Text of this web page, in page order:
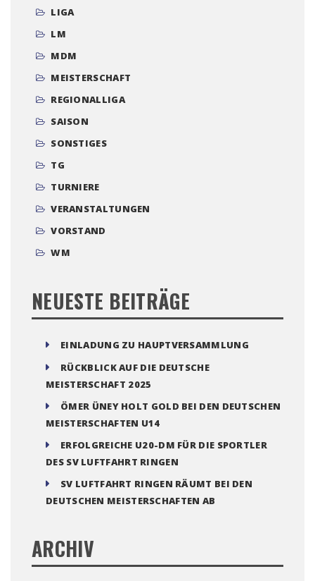
LIGA
LM
MDM
MEISTERSCHAFT
REGIONALLIGA
SAISON
SONSTIGES
TG
TURNIERE
VERANSTALTUNGEN
VORSTAND
WM
NEUESTE BEITRÄGE
EINLADUNG ZU HAUPTVERSAMMLUNG
RÜCKBLICK AUF DIE DEUTSCHE
MEISTERSCHAFT 2025
ÖMER ÜNEY HOLT GOLD BEI DEN DEUTSCHEN
MEISTERSCHAFTEN U14
ERFOLGREICHE U20-DM FÜR DIE SPORTLER
DES SV LUFTFAHRT RINGEN
SV LUFTFAHRT RINGEN RÄUMT BEI DEN
DEUTSCHEN MEISTERSCHAFTEN AB
ARCHIV